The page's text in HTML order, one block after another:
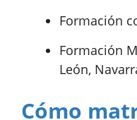
Formación
Formación
León,
Cómo